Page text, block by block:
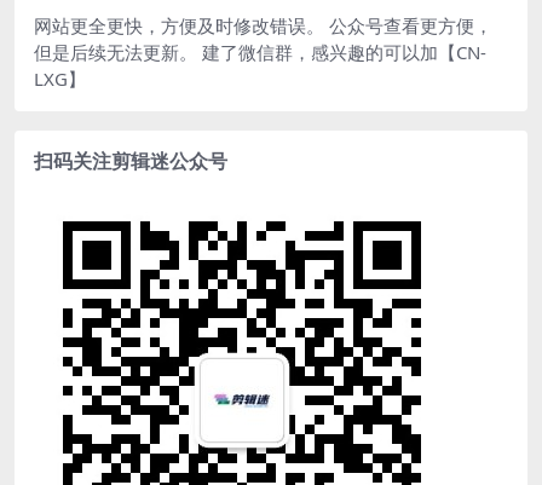
网站更全更快，方便及时修改错误。 公众号查看更方便，
但是后续无法更新。 建了微信群，感兴趣的可以加【CN-
LXG】
扫码关注剪辑迷公众号